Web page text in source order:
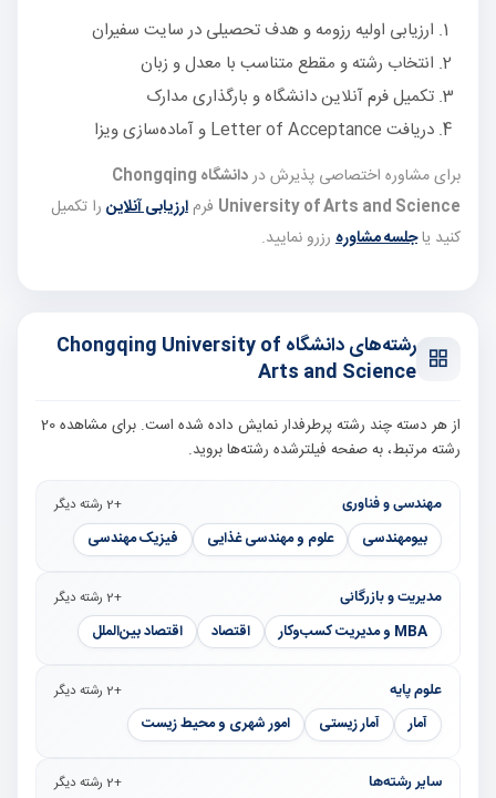
ارزیابی اولیه رزومه و هدف تحصیلی در سایت سفیران
انتخاب رشته و مقطع متناسب با معدل و زبان
تکمیل فرم آنلاین دانشگاه و بارگذاری مدارک
دریافت Letter of Acceptance و آماده‌سازی ویزا
برای مشاوره اختصاصی پذیرش در
دانشگاه Chongqing
University of Arts and Science فرم ارزیابی آنلاین را تکمیل
کنید یاجلسه مشاوره رزرو نمایید.
رشته‌های دانشگاه Chongqing University of
Arts and Science
از هر دسته چند رشته پرطرفدار نمایش داده شده است. برای مشاهده 20
رشته مرتبط، به صفحه فیلترشده رشته‌ها بروید.
مهندسی و فناوری +2 رشته دیگر
بیومهندسی علوم و مهندسی غذایی فیزیک مهندسی
مدیریت و بازرگانی +2 رشته دیگر
MBA و مدیریت کسب‌وکار اقتصاد اقتصاد بین‌الملل
علوم پایه +2 رشته دیگر
آمار آمار زیستی امور شهری و محیط زیست
سایر رشته‌ها +2 رشته دیگر